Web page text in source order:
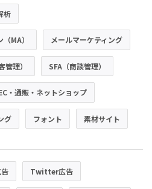
析
MA） メールマーケティング
管理） SFA（商談管理）
・通販・ネットショップ
グ フォント 素材サイト
Twitter広告